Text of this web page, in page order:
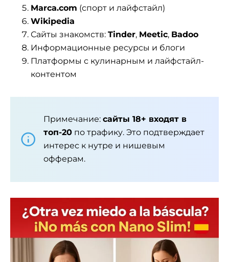
Marca.com (спорт и лайфстайл)
Wikipedia
Сайты знакомств: Tinder, Meetic, Badoo
Информационные ресурсы и блоги
Платформы с кулинарным и лайфстайл-
контентом
Примечание: сайты 18+ входят в
топ-20 по трафику. Это подтверждает
интерес к нутре и нишевым
офферам.